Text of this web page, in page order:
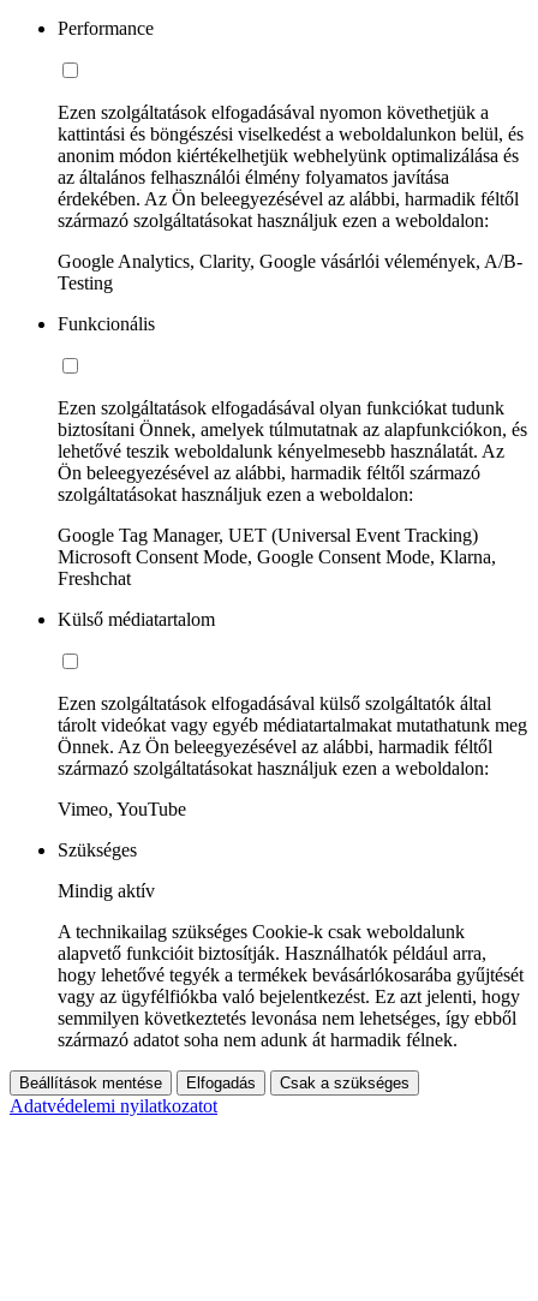
Performance
Ezen szolgáltatások elfogadásával nyomon követhetjük a
kattintási és böngészési viselkedést a weboldalunkon belül, és
anonim módon kiértékelhetjük webhelyünk optimalizálása és
az általános felhasználói élmény folyamatos javítása
érdekében. Az Ön beleegyezésével az alábbi, harmadik féltől
származó szolgáltatásokat használjuk ezen a weboldalon:
Google Analytics, Clarity, Google vásárlói vélemények, A/B-
Testing
Funkcionális
Ezen szolgáltatások elfogadásával olyan funkciókat tudunk
biztosítani Önnek, amelyek túlmutatnak az alapfunkciókon, és
lehetővé teszik weboldalunk kényelmesebb használatát. Az
Ön beleegyezésével az alábbi, harmadik féltől származó
szolgáltatásokat használjuk ezen a weboldalon:
Google Tag Manager, UET (Universal Event Tracking)
Microsoft Consent Mode, Google Consent Mode, Klarna,
Freshchat
Külső médiatartalom
Ezen szolgáltatások elfogadásával külső szolgáltatók által
tárolt videókat vagy egyéb médiatartalmakat mutathatunk meg
Önnek. Az Ön beleegyezésével az alábbi, harmadik féltől
származó szolgáltatásokat használjuk ezen a weboldalon:
Vimeo, YouTube
Szükséges
Mindig aktív
A technikailag szükséges Cookie-k csak weboldalunk
alapvető funkcióit biztosítják. Használhatók például arra,
hogy lehetővé tegyék a termékek bevásárlókosarába gyűjtését
vagy az ügyfélfiókba való bejelentkezést. Ez azt jelenti, hogy
semmilyen következtetés levonása nem lehetséges, így ebből
származó adatot soha nem adunk át harmadik félnek.
Beállítások mentése Elfogadás Csak a szükséges
Adatvédelemi nyilatkozatot